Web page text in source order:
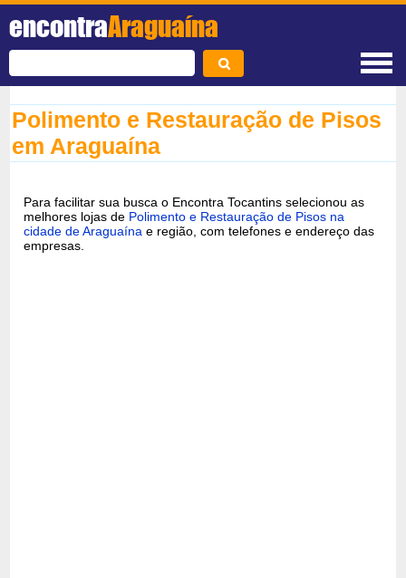
encontraAraguaína
Polimento e Restauração de Pisos
em Araguaína
Para facilitar sua busca o Encontra Tocantins selecionou as
melhores lojas de Polimento e Restauração de Pisos na
cidade de Araguaína e região, com telefones e endereço das
empresas.